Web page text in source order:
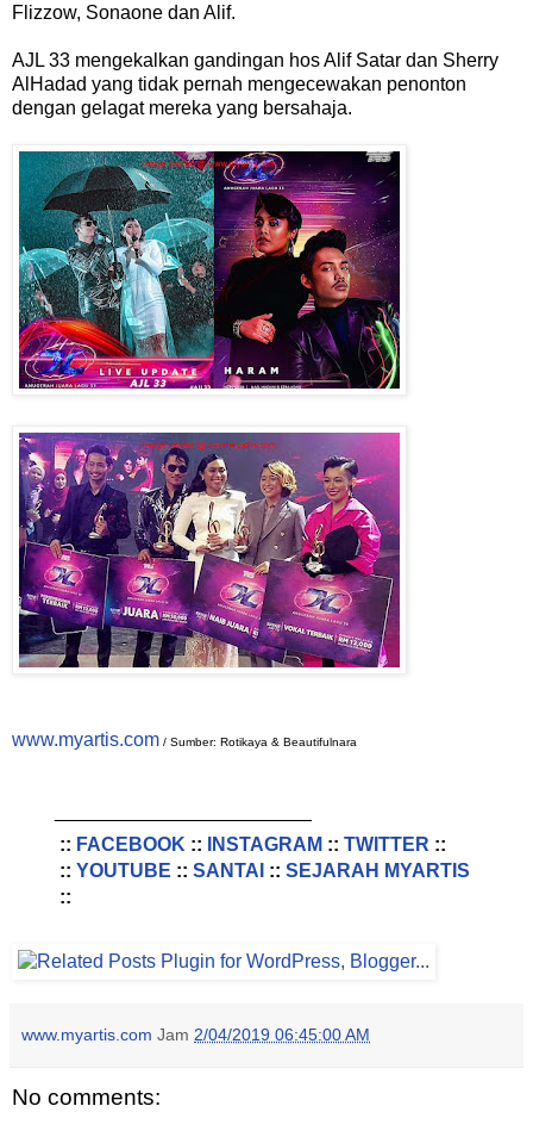
Flizzow, Sonaone dan Alif.
AJL 33 mengekalkan gandingan hos Alif Satar dan Sherry
AlHadad yang tidak pernah mengecewakan penonton
dengan gelagat mereka yang bersahaja.
www.myartis.com / Sumber: Rotikaya & Beautifulnara
:: FACEBOOK:: INSTAGRAM :: TWITTER ::
:: YOUTUBE :: SANTAI :: SEJARAH MYARTIS
::
www.myartis.com Jam 2/04/2019 06:45:00 AM
No comments: